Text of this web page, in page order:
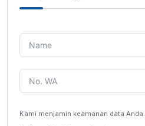
Kami menjamin keamanan data Anda.